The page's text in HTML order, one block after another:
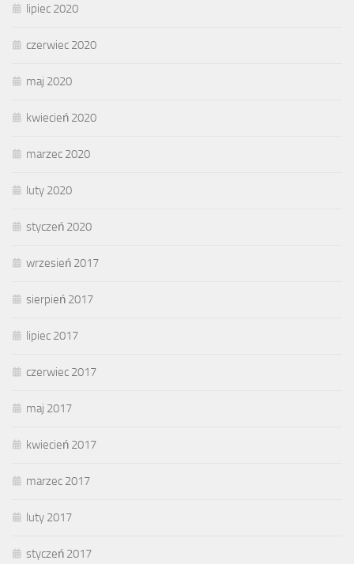
lipiec 2020
czerwiec 2020
maj 2020
kwiecień 2020
marzec 2020
luty 2020
styczeń 2020
wrzesień 2017
sierpień 2017
lipiec 2017
czerwiec 2017
maj 2017
kwiecień 2017
marzec 2017
luty 2017
styczeń 2017